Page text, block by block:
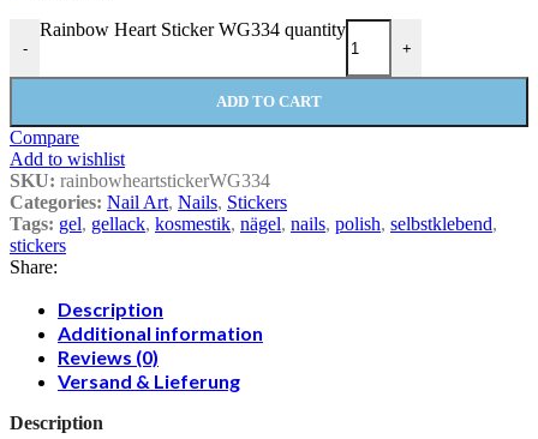
-
Rainbow Heart Sticker WG334 quantity
+
ADD TO CART
Compare
Add to wishlist
SKU: rainbowheartstickerWG334
Categories: Nail Art, Nails, Stickers
Tags: gel, gellack, kosmestik, nägel, nails, polish, selbstklebend,
stickers
Share:
Description
Additional information
Reviews (0)
Versand & Lieferung
Description